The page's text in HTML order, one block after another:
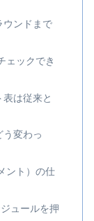
ウンドまで
ェックでき
表は従来と
変わっ
ント）の仕
ュールを押